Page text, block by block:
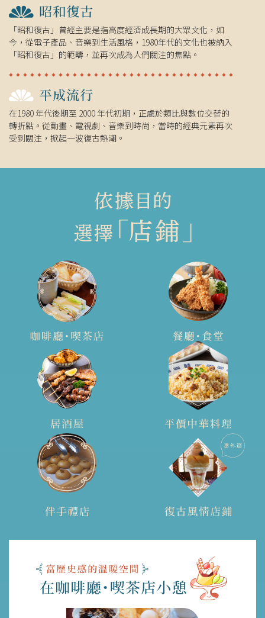
「昭和復古」曾經主要是指高度經濟成長期的大眾文化，如
今，從電子產品、音樂到生活風格，1980年代的文化也被納入
「昭和復古」的範疇，並再次成為人們關注的焦點。
在1980 年代後期至 2000 年代初期，正處於類比與數位交替的
轉折點。從動畫、電視劇、音樂到時尚，當時的經典元素再次
受到關注，掀起一波復古熱潮。